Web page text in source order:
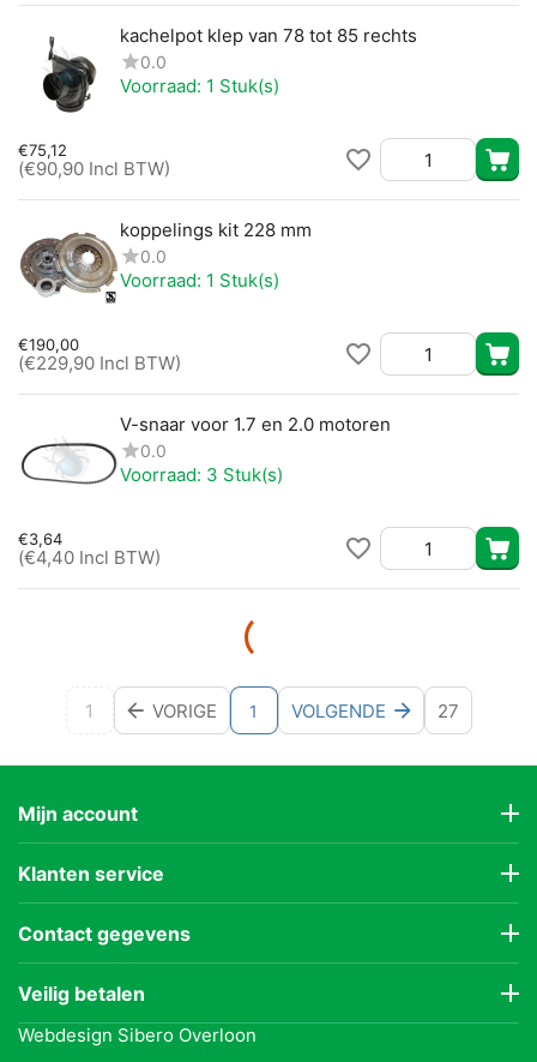
kachelpot klep van 78 tot 85 rechts
0.0
Voorraad: 1 Stuk(s)
€75,12
(€90,90 Incl BTW)
koppelings kit 228 mm
0.0
Voorraad: 1 Stuk(s)
€190,00
(€229,90 Incl BTW)
V-snaar voor 1.7 en 2.0 motoren
0.0
Voorraad: 3 Stuk(s)
€3,64
(€4,40 Incl BTW)
1 VORIGE 1 VOLGENDE 27
Mijn account
Klanten service
Contact gegevens
Veilig betalen
Webdesign Sibero Overloon